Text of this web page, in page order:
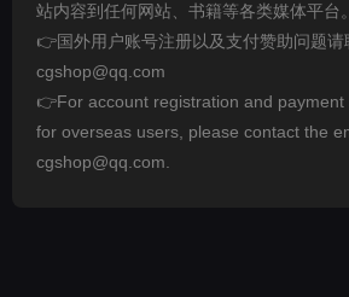
站内容到任何网站、书籍等各类媒体平台。
👉国外用户账号注册以及支付赞助问题请
cgshop@qq.com
👉For account registration and
for overseas users, please contact the
cgshop@qq.com.